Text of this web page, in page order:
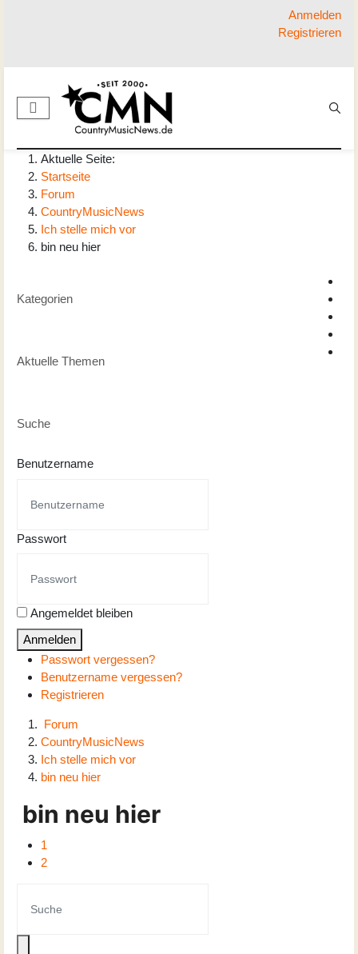
Anmelden
Registrieren
Aktuelle Seite:
Startseite
Forum
CountryMusicNews
Ich stelle mich vor
bin neu hier
Kategorien
Aktuelle Themen
Suche
Benutzername
Passwort
Angemeldet bleiben
Anmelden
Passwort vergessen?
Benutzername vergessen?
Registrieren
Forum
CountryMusicNews
Ich stelle mich vor
bin neu hier
bin neu hier
1
2